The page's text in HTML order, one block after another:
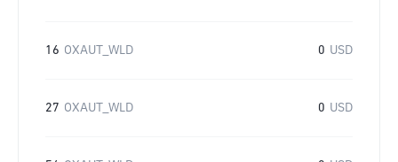
16 OXAUT_WLD 0 USD
27 OXAUT_WLD 0 USD